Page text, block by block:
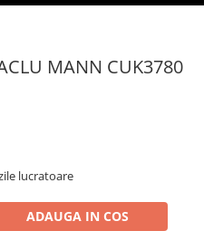
MANN CUK3780
lucratoare
ADAUGA IN COS